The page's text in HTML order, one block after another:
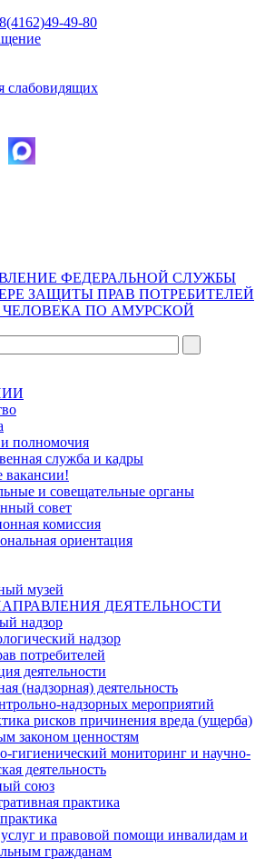
49-80
слабовидящих
ФЕДЕРАЛЬНОЙ СЛУЖБЫ
ЗАЩИТЫ ПРАВ ПОТРЕБИТЕЛЕЙ
ПО АМУРСКОЙ
полномочия
служба и кадры
и совещательные органы
совет
комиссия
ориентация
музей
ДЕЯТЕЛЬНОСТИ
надзор
надзор
потребителей
деятельности
(надзорная) деятельность
надзорных мероприятий
рисков причинения вреда (ущерба)
законом ценностям
гигиенический мониторинг и научно-
деятельность
союз
практика
и правовой помощи инвалидам и
гражданам